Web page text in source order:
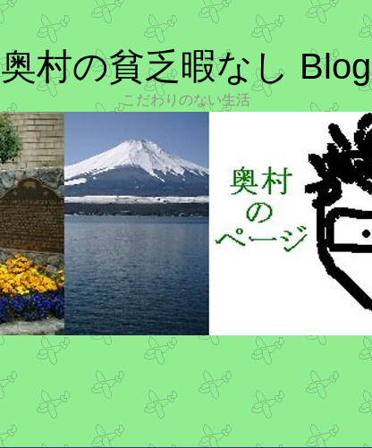
奥村の貧乏暇なし Blog
こだわりのない生活